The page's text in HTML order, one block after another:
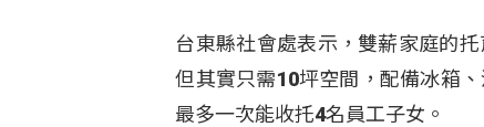
台東縣社會處表示，雙薪家庭的
但其實只需10坪空間，配備冰箱
最多一次能收托4名員工子女。